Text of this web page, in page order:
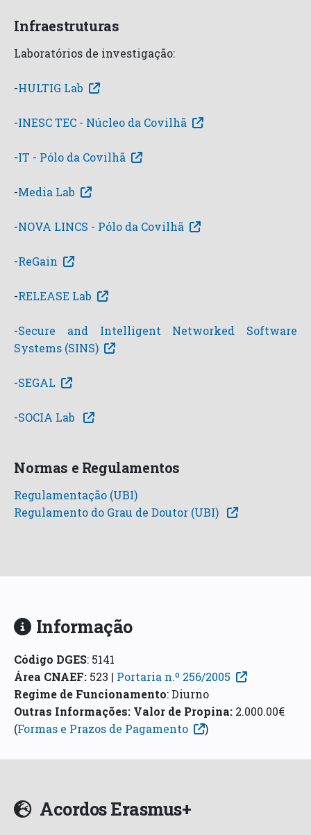
Infraestruturas
Laboratórios de investigação:
-HULTIG Lab
-INESC TEC - Núcleo da Covilhã
-IT - Pólo da Covilhã
-Media Lab
-NOVA LINCS - Pólo da Covilhã
-ReGain
-RELEASE Lab
-Secure and Intelligent Networked Software
Systems (SINS)
-SEGAL
-SOCIA Lab
Normas e Regulamentos
Regulamentação (UBI)
Regulamento do Grau de Doutor (UBI)
Informação
Código DGES: 5141
Área CNAEF: 523 | Portaria n.º 256/2005
Regime de Funcionamento:Diurno
Outras Informações: Valor de Propina: 2.000.00€
(Formas e Prazos de Pagamento )
Acordos Erasmus+